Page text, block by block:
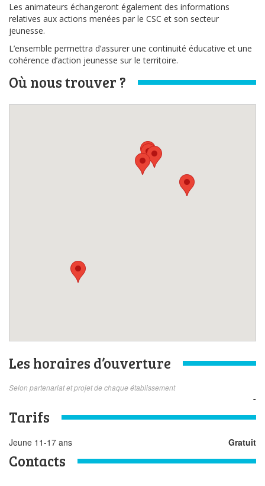
Les animateurs échangeront également des informations
relatives aux actions menées par le CSC et son secteur
jeunesse.
L’ensemble permettra d’assurer une continuité éducative et une
cohérence d’action jeunesse sur le territoire.
Où nous trouver ?
Les horaires d’ouverture
Selon partenariat et projet de chaque établissement
-
Tarifs
Jeune 11-17 ans Gratuit
Contacts